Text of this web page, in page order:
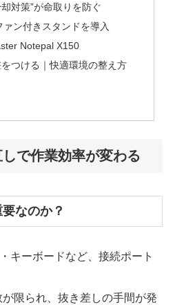
対策”が命取りを防ぐ
ン付きスタンドを導入
Notepal X150
つける｜快適環境の整え方
で作業効率が変わる
なのか？
キーボードなど、接続ポート
限られ、抜き差しの手間が発